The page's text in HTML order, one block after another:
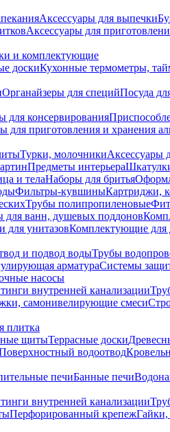
Аксессуары для выпечки
Аксессуары для
и комплектующие
доскиКухонные термометры,
Органайзеры для специйПосуда
для консервирования
для приготовления и хранения
Турки, молочникиАксессуары
Предметы интерьера
и телаНаборы для бритья
Фильтры-кувшиныКартриджи,
Трубы полипропиленовые
для ванн, душевых поддонов
для унитазовКомплектующие для
и подвод водыТрубы
арматураСистемы
насосы
внутренней канализации
самонивелирующие смеси
плитка
щитыТеррасные доски
водоотвод
печиБанные печи
внутренней канализации
Перфорированный крепеж